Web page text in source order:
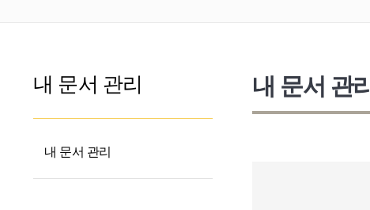
내 문서 관리
내 문서 관리
내 문서 관리